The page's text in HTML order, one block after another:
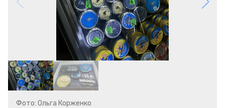
Фото: Ольга Корженко